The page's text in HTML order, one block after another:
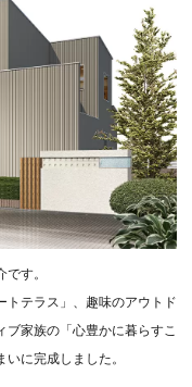
す。
トテラス」、趣味のアウトド
ブ家族の「心豊かに暮らすこ
に完成しました。